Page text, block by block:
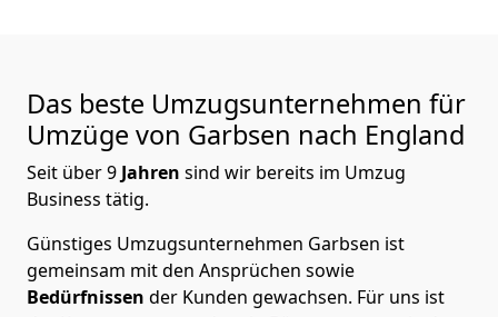
Das beste Umzugsunternehmen für
Umzüge von Garbsen nach England
Seit über9 Jahren sind wir bereits im Umzug
Business tätig.
Günstiges Umzugsunternehmen Garbsen ist
gemeinsam mit den Ansprüchen sowie
Bedürfnissen der Kunden gewachsen. Für uns ist